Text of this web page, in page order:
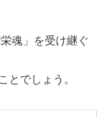
魂」を受け継ぐ
とでしょう。